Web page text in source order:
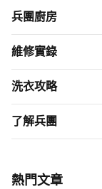
兵團廚房
維修實錄
洗衣攻略
了解兵團
熱門文章